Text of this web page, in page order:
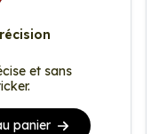
et sans
panier